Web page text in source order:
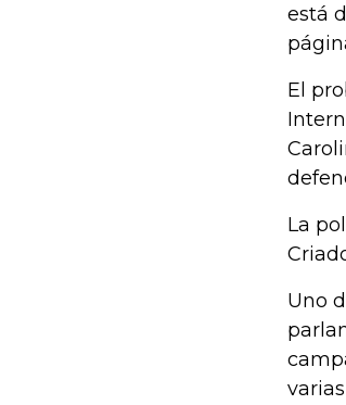
está
El
La
Uno